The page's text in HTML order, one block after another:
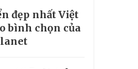
đẹp nhất Việt
bình chọn của